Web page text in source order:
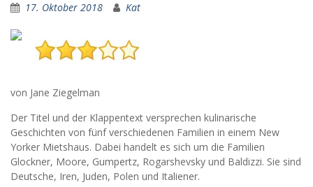
17. Oktober 2018 Kat
von Jane Ziegelman
Der Titel und der Klappentext versprechen kulinarische
Geschichten von fünf verschiedenen Familien in einem New
Yorker Mietshaus. Dabei handelt es sich um die Familien
Glockner, Moore, Gumpertz, Rogarshevsky und Baldizzi. Sie sind
Deutsche, Iren, Juden, Polen und Italiener.